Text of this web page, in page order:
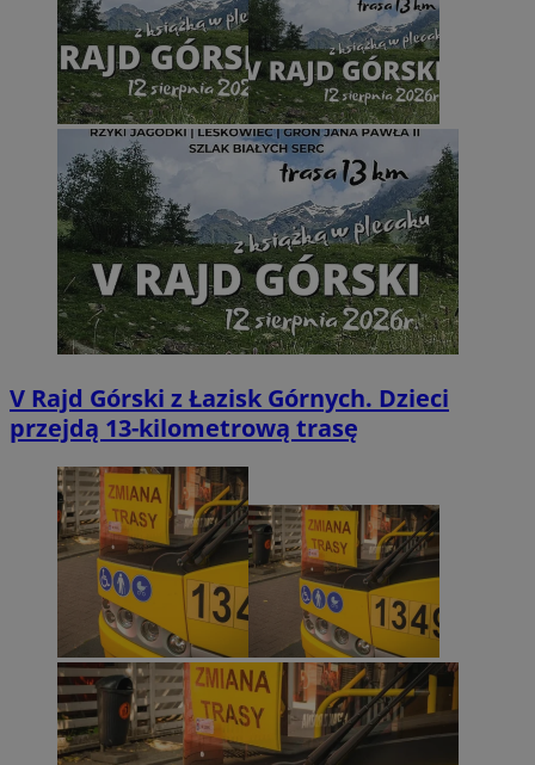
V Rajd Górski z Łazisk Górnych. Dzieci
przejdą 13-kilometrową trasę